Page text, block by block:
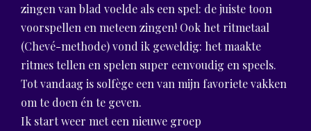
zingen van blad voelde als een spel: de juiste toon
voorspellen en meteen zingen! Ook het ritmetaal
(Chevé-methode) vond ik geweldig: het maakte
ritmes tellen en spelen super eenvoudig en speels.
Tot vandaag is solfège een van mijn favoriete vakken
om te doen én te geven.
Ik start weer met een nieuwe groep